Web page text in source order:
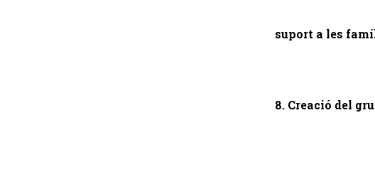
suport a les
8. Creació del